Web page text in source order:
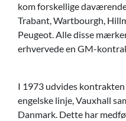
kom forskellige
Trabant, Wartbourgh,
Peugeot. Alle disse
erhvervede en GM-
I 1973 udvides
engelske linje, Vauxhall
Danmark. Dette har